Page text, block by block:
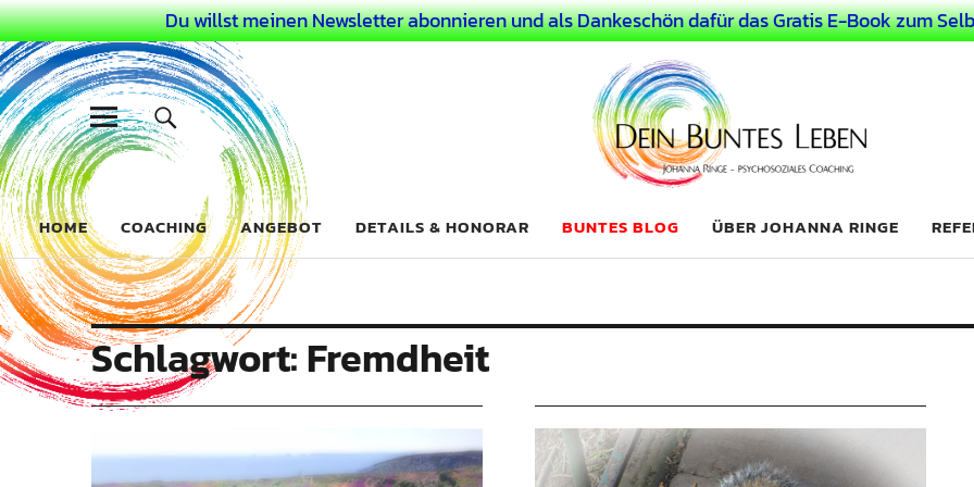
Du willst meinen Newsletter abonnieren und als Dankeschön dafür das Gratis E-Book zum
Dein Buntes Leben
COACHING FÜR DEIN BUNTES LEBEN ALS AUSSERGEWÖHNLICHER MENSCH
HOME COACHING ANGEBOT DETAILS & HONORAR BUNTES BLOG ÜBER JOHANNA RINGE
Schlagwort:Fremdheit